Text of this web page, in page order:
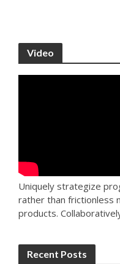
Video
Uniquely strategize
rather than frictionless
products.
Recent Posts